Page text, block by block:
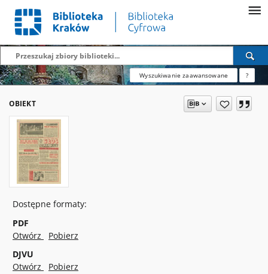
Wyszukiwanie zaawansowane ?
OBIEKT
Dostępne formaty:
PDF
Otwórz
Pobierz
DJVU
Otwórz
Pobierz